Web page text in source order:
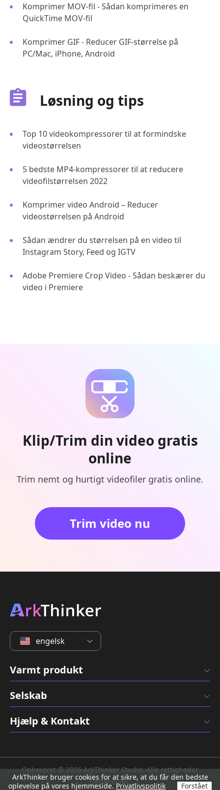
Komprimer MOV-fil - Sådan komprimeres en
QuickTime MOV-fil
Komprimer GIF - Reducer GIF-størrelse på
PC/Mac, iPhone, Android
Løsning og tips
Top 10 videokompressorer til at formindske
videostørrelsen
5 bedste MP4-kompressorer til at reducere
videofilstørrelsen 2022
Komprimer video Android – Reducer
videostørrelsen på Android
Sådan ændrer du størrelsen på en video til
Instagram Story, Feed og IGTV
Adobe Premiere Crop Video - Sådan beskærer du
video i Premiere
Klip/Trim din video gratis
online
Trim nemt og hurtigt videofiler gratis online.
Trim video nu
engelsk
Varmt produkt
Selskab
Hjælp & Kontakt
Ophavsret © 2026 ArkThinker Studio. Alle rettigheder
forbeholdes.
ArkThinker bruger cookies for at sikre, at du får den bedste
oplevelse på vores hjemmeside.Privatlivspolitik Forstået